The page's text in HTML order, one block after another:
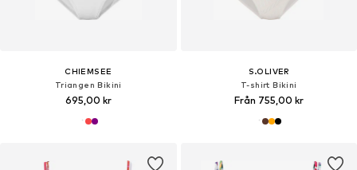
CHIEMSEE
Triangen Bikini
695,00 kr
S.OLIVER
T-shirt Bikini
Från 755,00 kr